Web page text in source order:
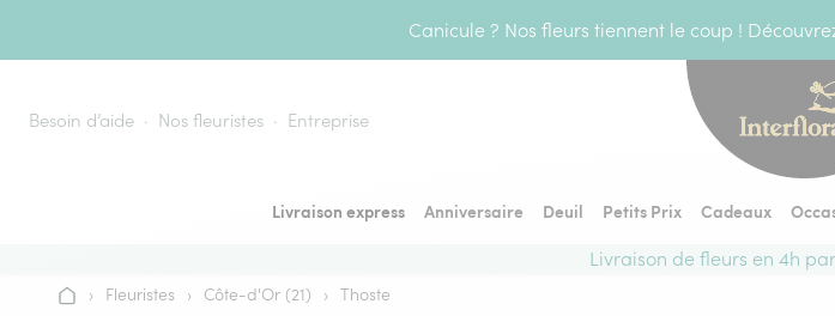
Canicule ? Nos fleurs tiennent le coup !
Besoin d’aide Nos fleuristes Entreprise
Livraison express Anniversaire Deuil Petits Prix Cadeaux
Livraison de fleurs en 4h
Accueil
› Fleuristes › Côte-d'Or (21) › Thoste